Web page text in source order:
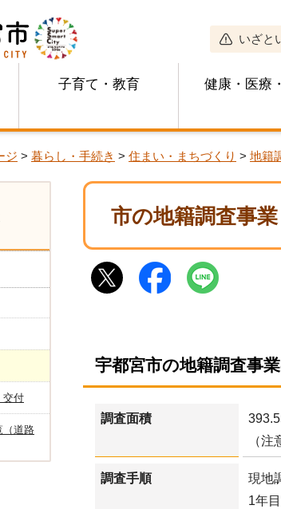
いざと
子育て・教育 健康・医療
ジ > 暮らし・手続き > 住まい・まちづくり > 地籍
市の地籍調査事業
宇都宮市の地籍調査事
調査面積
（注
調査手順
現地
1年
交付
（道路